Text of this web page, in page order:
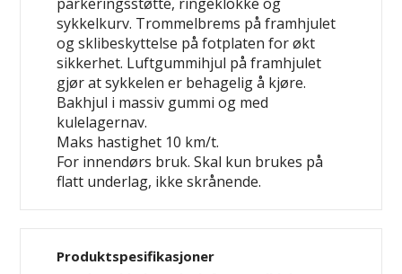
sykkelkurv. Trommelbrems på framhjulet
og sklibeskyttelse på fotplaten for økt
sikkerhet. Luftgummihjul på framhjulet
gjør at sykkelen er behagelig å kjøre.
Bakhjul i massiv gummi og med
kulelagernav.
Maks hastighet 10 km/t.
For innendørs bruk. Skal kun brukes på
flatt underlag, ikke skrånende.
Produktspesifikasjoner